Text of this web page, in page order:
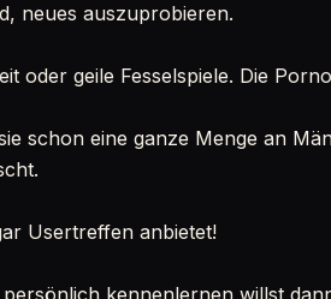
neues auszuprobieren.
oder geile Fesselspiele. Die
schon eine ganze Menge an
Usertreffen anbietet!
kennenlernen willst